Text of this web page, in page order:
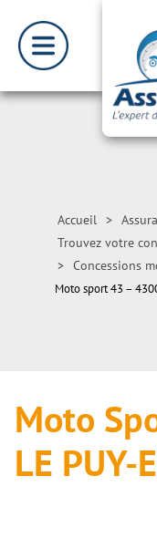
Accueil >
Trouvez votre
> Concessions
Moto sport 43 –
Moto
LE PUY-